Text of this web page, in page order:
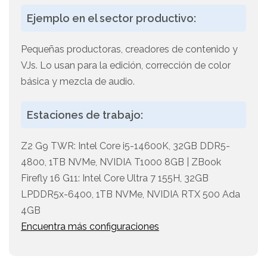
Ejemplo en el sector productivo:
Pequeñas productoras, creadores de contenido y
VJs. Lo usan para la edición, corrección de color
básica y mezcla de audio.
Estaciones de trabajo:
Z2 G9 TWR: Intel Core i5-14600K, 32GB DDR5-
4800, 1TB NVMe, NVIDIA T1000 8GB | ZBook
Firefly 16 G11: Intel Core Ultra 7 155H, 32GB
LPDDR5x-6400, 1TB NVMe, NVIDIA RTX 500 Ada
4GB
Encuentra más configuraciones